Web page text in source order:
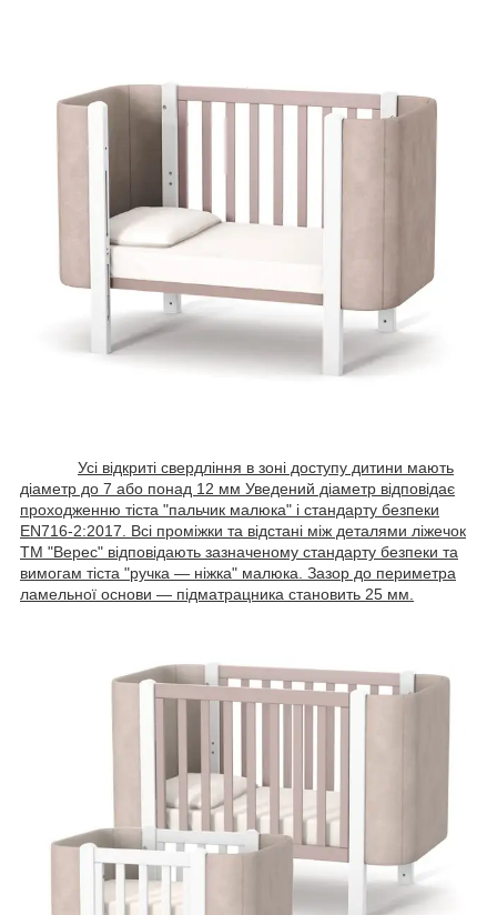
Усі відкриті свердління в зоні доступу дитини мають
діаметр до 7 або понад 12 мм Уведений діаметр відповідає
проходженню тіста "пальчик малюка" і стандарту безпеки
EN716-2:2017. Всі проміжки та відстані між деталями ліжечок
ТМ "Верес" відповідають зазначеному стандарту безпеки та
вимогам тіста "ручка — ніжка" малюка. Зазор до периметра
ламельної основи — підматрацника становить 25 мм.